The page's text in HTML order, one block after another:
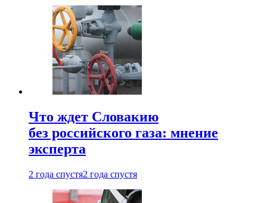
Что ждет Словакию
без российского газа: мнение
эксперта
2 года спустя2 года спустя